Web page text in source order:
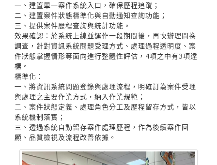
一、建置單一案件系統入口，確保歷程追蹤；
二、建置案件狀態標準化與自動通知查詢功能；
三、提供案件歷程查詢與統計功能。
效果確認：於系統上線並運作一段期間後，再次辦理問卷
調查，針對資訊系統問題受理方式、處理過程透明度、案
件狀態掌握情形等面向進行整體性評估，4項之中有3項達
標。
標準化：
一、將資訊系統問題登錄與處理流程，明確訂為案件受理
與處理之主要作業方式，納入作業規範；
二、案件狀態定義、處理角色分工及歷程留存方式，皆以
系統機制落實；
三、透過系統自動留存案件處理歷程，作為後續案件回
顧、品質檢視及流程改善依據。